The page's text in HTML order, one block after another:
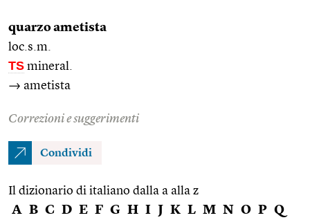
quarzo ametista
loc.s.m.
TS mineral.
→ ametista
Correzioni e suggerimenti
Condividi
Il dizionario di italiano dalla a alla z
A B C D E F G H I J K L M N O P Q